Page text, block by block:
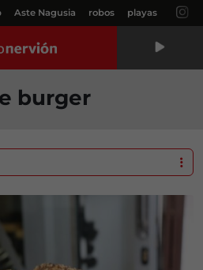
Aste Nagusia robos playas
burger